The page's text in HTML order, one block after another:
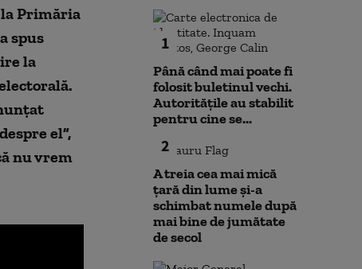
la Primăria
spus
la
el”,
nu vrem
1
Până când mai poate fi
folosit buletinul vechi.
Autoritățile au stabilit
pentru cine se...
2
A treia cea mai mică
țară din lume și-a
schimbat numele după
mai bine de jumătate
de secol